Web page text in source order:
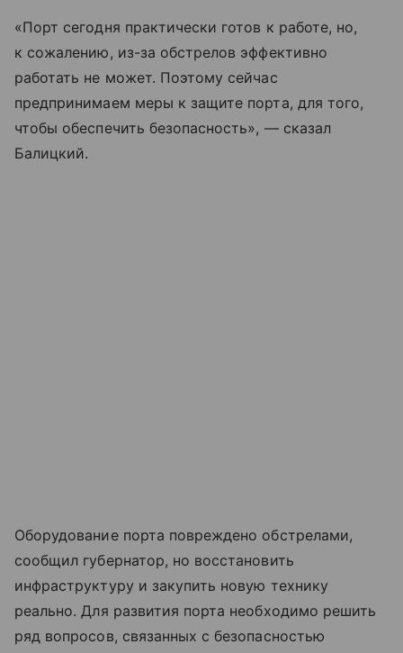
«Порт сегодня практически готов к работе, но,
к сожалению, из-за обстрелов эффективно
работать не может. Поэтому сейчас
предпринимаем меры к защите порта, для того,
чтобы обеспечить безопасность», — сказал
Балицкий.
Оборудование порта повреждено обстрелами,
сообщил губернатор, но восстановить
инфраструктуру и закупить новую технику
реально. Для развития порта необходимо решить
ряд вопросов, связанных с безопасностью